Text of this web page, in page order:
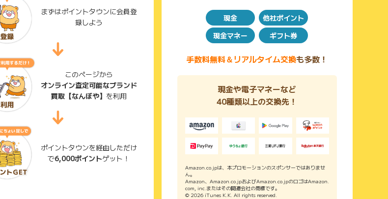
まずはポイントタウンに会員登
録しよう
このページから
オンライン査定可能なブランド
買取【なんぼや】 を利用
ポイントタウンを経由しただけ
で6,000ポイントゲット！
現金
他社ポイント
現金マネー
ギフト券
手数料無料＆リアルタイム交換も多数！
現金や電子マネーなど
40種類以上の交換先！
Amazon.co.jpは、本プロモーションのスポンサーではありませ
ん。
Amazon、Amazon.co.jpおよびAmazon.co.jpのロゴはAmazon.
com, inc.またはその関連会社の商標です。
© 2026 iTunes K.K. All rights reserved.